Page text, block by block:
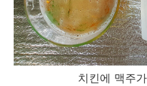
치킨에 맥주